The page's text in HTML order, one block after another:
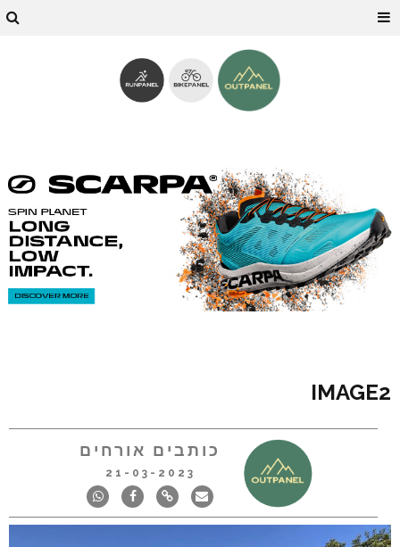
IMAGE2
כותבים אורחים
21-03-2023